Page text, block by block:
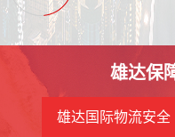
雄达保
雄达国际物流安